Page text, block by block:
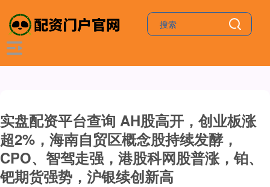
实盘配资平台查询 AH股高开，创业板涨
超2%，海南自贸区概念股持续发酵，
CPO、智驾走强，港股科网股普涨，铂、
钯期货强势，沪银续创新高